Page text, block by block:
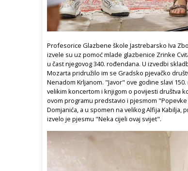
Profesorice Glazbene škole Jastrebarsko Iva
izvele su uz pomoć mlade glazbenice Zrinke
u čast njegovog 340. rođendana. U izvedbi
Mozarta pridružilo im se Gradsko pjevačko
Nenadom Krljanom. "Javor" ove godine slavi
velikim koncertom i knjigom o povijesti društva
ovom programu predstavio i pjesmom
Domjanića, a u spomen na velikog Alfija Kabilja,
izvelo je pjesmu "Neka cijeli ovaj svijet".